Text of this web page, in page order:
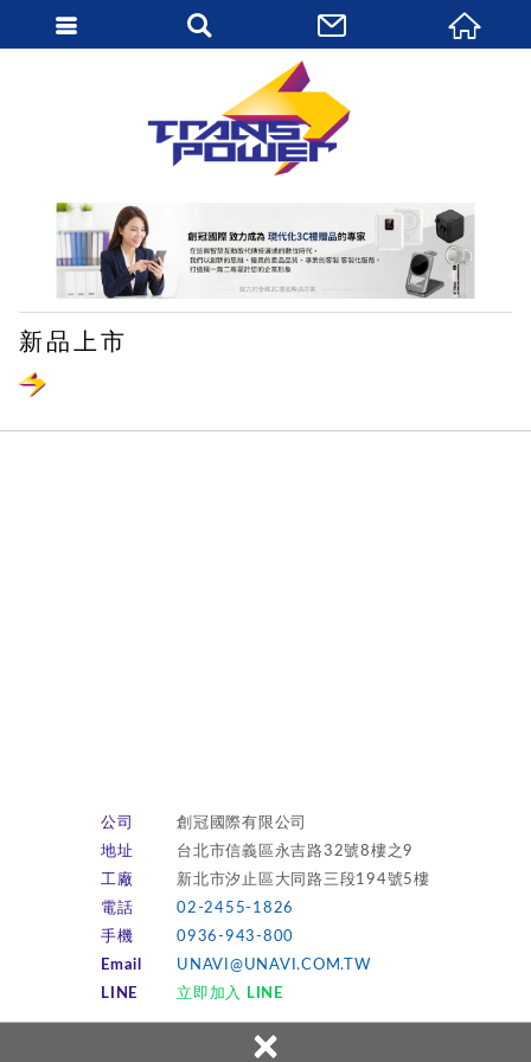
×
新品上市
公司
創冠國際有限公司
地址
台北市信義區永吉路32號8樓之9
工廠
新北市汐止區大同路三段194號5樓
電話
02-2455-1826
手機
0936-943-800
Email
UNAVI@UNAVI.COM.TW
LINE
立即加入 LINE
繁體中文